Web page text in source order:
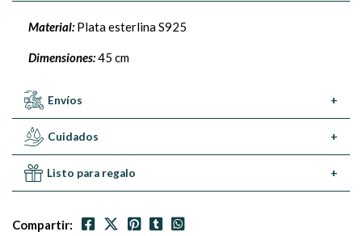
Material:Plata esterlina S925
Dimensiones:45 cm
Envíos +
Cuidados +
Listo para regalo +
Compartir: